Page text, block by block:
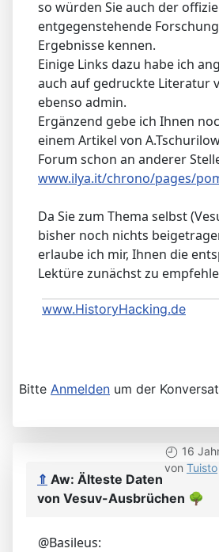
so würden Sie auch der
entgegenstehende
Ergebnisse kennen.
Einige Links dazu habe ich
auch auf gedruckte Literatur
ebenso admin.
Ergänzend gebe ich Ihnen
einem Artikel von
Forum schon an anderer
www.ilya.it/chrono/pages/
Da Sie zum Thema selbst
bisher noch nichts
erlaube ich mir, Ihnen die
Lektüre zunächst zu
www.HistoryHacking.de
Bitte Anmelden um der
16
von Tuisto
⇑ Aw: Älteste Daten
von Vesuv-Ausbrüchen 🌳
@Basileus: